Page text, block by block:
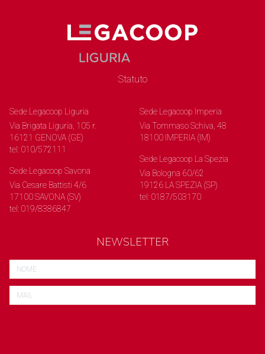
Statuto
Sede Legacoop Liguria
Via Brigata Liguria, 105 r.
16121 GENOVA (GE)
tel: 010/572111
Sede Legacoop Savona
Via Cesare Battisti 4/6
17100 SAVONA (SV)
tel: 019/8386847
Sede Legacoop Imperia
Via Tommaso Schiva, 48
18100 IMPERIA (IM)
Sede Legacoop La Spezia
Via Bologna 60/62
19126 LA SPEZIA (SP)
tel: 0187/503170
NEWSLETTER